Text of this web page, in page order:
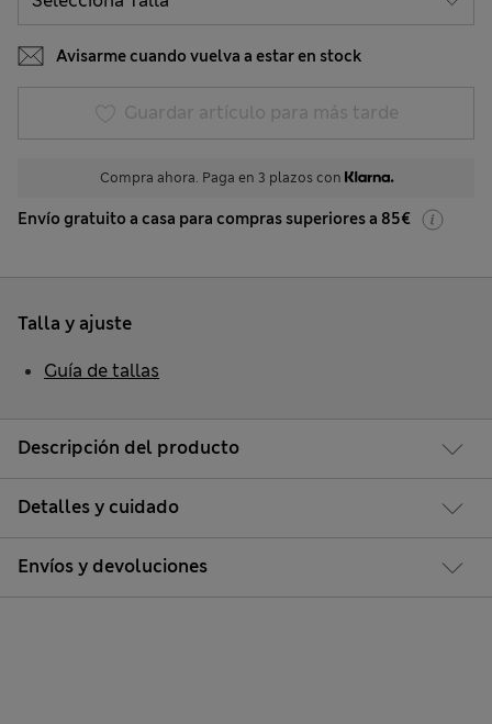
Avisarme cuando vuelva a estar en stock
Guardar artículo para más tarde
Compra ahora. Paga en 3 plazos con
Envío gratuito a casa para compras superiores a 85€
Descripción del producto
Detalles y cuidado
Envíos y devoluciones
Talla y ajuste
Guía de tallas